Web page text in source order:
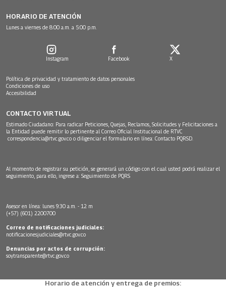
HORARIO DE ATENCIÓN
Lunes a viernes de 8:00 a.m. a 5:00 p.m.
Instagram Facebook X
Política de privacidad y tratamiento de datos personales
Condiciones de uso
Accesibilidad
CONTACTO VIRTUAL
Estimado Ciudadano: Para radicar Peticiones, Quejas, Reclamos, Solicitudes y Felicitaciones a
la Entidad puede remitir lo pertinente al Correo Oficial Institucional de RTVC
correspondencia@rtvc.gov.co o diligenciar el formulario en línea: Contacto PQRSD.
Al momento de registrar su petición, se generará un código con el cual usted podrá realizar el
seguimiento, para ello, ingrese a: Seguimiento de PQRS
Asesor en línea: lunes 9:30 a.m. - 12 m
(+57) (601) 2200700
Correo de notificaciones judiciales:
notificacionesjudiciales@rtvc.gov.co
Denuncias por actos de corrupción:
soytransparente@rtvc.gov.co
Horario de atención y entrega de premios: